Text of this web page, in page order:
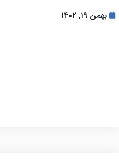
بهمن ۱۹, ۱۴۰۲